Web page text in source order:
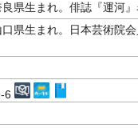
良県生まれ。俳誌『運河
口県生まれ。日本芸術院
6